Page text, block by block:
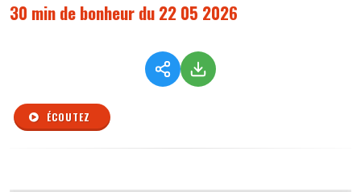
30 min de bonheur du 22 05 2026
ÉCOUTEZ